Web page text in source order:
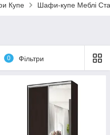
Купе Шафи-купе Меблі
0 Фільтри